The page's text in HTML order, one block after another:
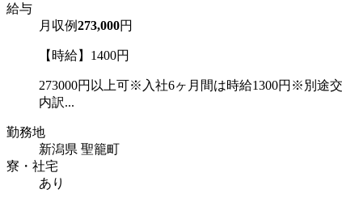
給与
月収例273,000円
【時給】1400円
273000円以上可※入社6ヶ月間は時給1300円※別途
内訳...
勤務地
新潟県 聖籠町
寮・社宅
あり